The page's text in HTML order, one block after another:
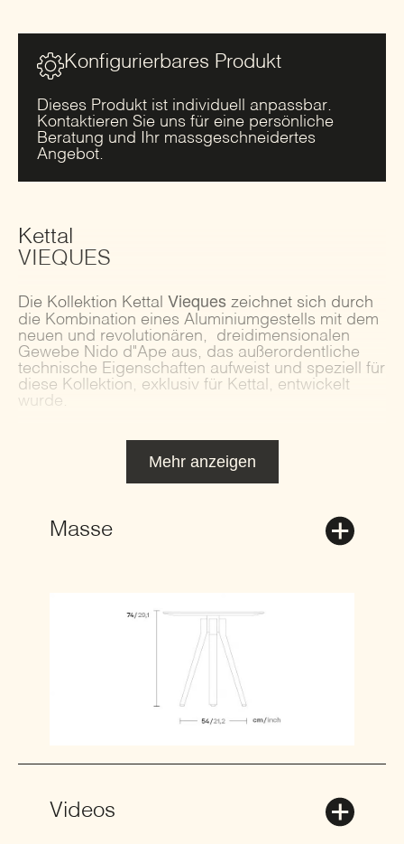
Konfigurierbares Produkt
Dieses Produkt ist individuell anpassbar.
Kontaktieren Sie uns für eine persönliche
Beratung und Ihr massgeschneidertes
Angebot.
Kettal
VIEQUES
Die Kollektion Kettal Vieques zeichnet sich durch
die Kombination eines Aluminiumgestells mit dem
neuen und revolutionären, dreidimensionalen
Gewebe Nido d"Ape aus, das außerordentliche
technische Eigenschaften aufweist und speziell für
diese Kollektion, exklusiv für Kettal, entwickelt
wurde.
Mehr anzeigen
Masse
Videos